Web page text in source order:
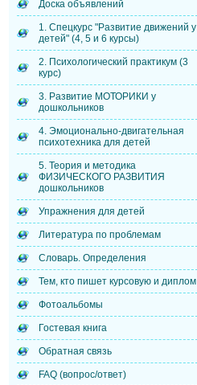
Доска объявлений
1. Спецкурс "Развитие движений у
детей" (4, 5 и 6 курсы)
2. Психологический практикум (3
курс)
3. Развитие МОТОРИКИ у
дошкольников
4. Эмоционально-двигательная
психотехника для детей
5. Теория и методика
ФИЗИЧЕСКОГО РАЗВИТИЯ
дошкольников
Упражнения для детей
Литература по проблемам
Словарь. Определения
Тем, кто пишет курсовую и диплом
Фотоальбомы
Гостевая книга
Обратная связь
FAQ (вопрос/ответ)